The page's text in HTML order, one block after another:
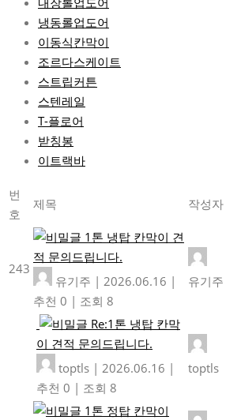
냉동롤업도어
이동식칸막이
조르다스케이트
스트립커튼
스텐레일
T-플로어
받칭봉
이트랙바
번
호
제목 작성자
243
1톤 냉탑 칸막이 견
적 문의드립니다.
유기주 | 2026.06.16 |
추천 0 | 조회 8
유기주
Re:1톤 냉탑 칸막
이 견적 문의드립니다.
toptls | 2026.06.16 |
추천 0 | 조회 8
toptls
1톤 정탑 칸막이